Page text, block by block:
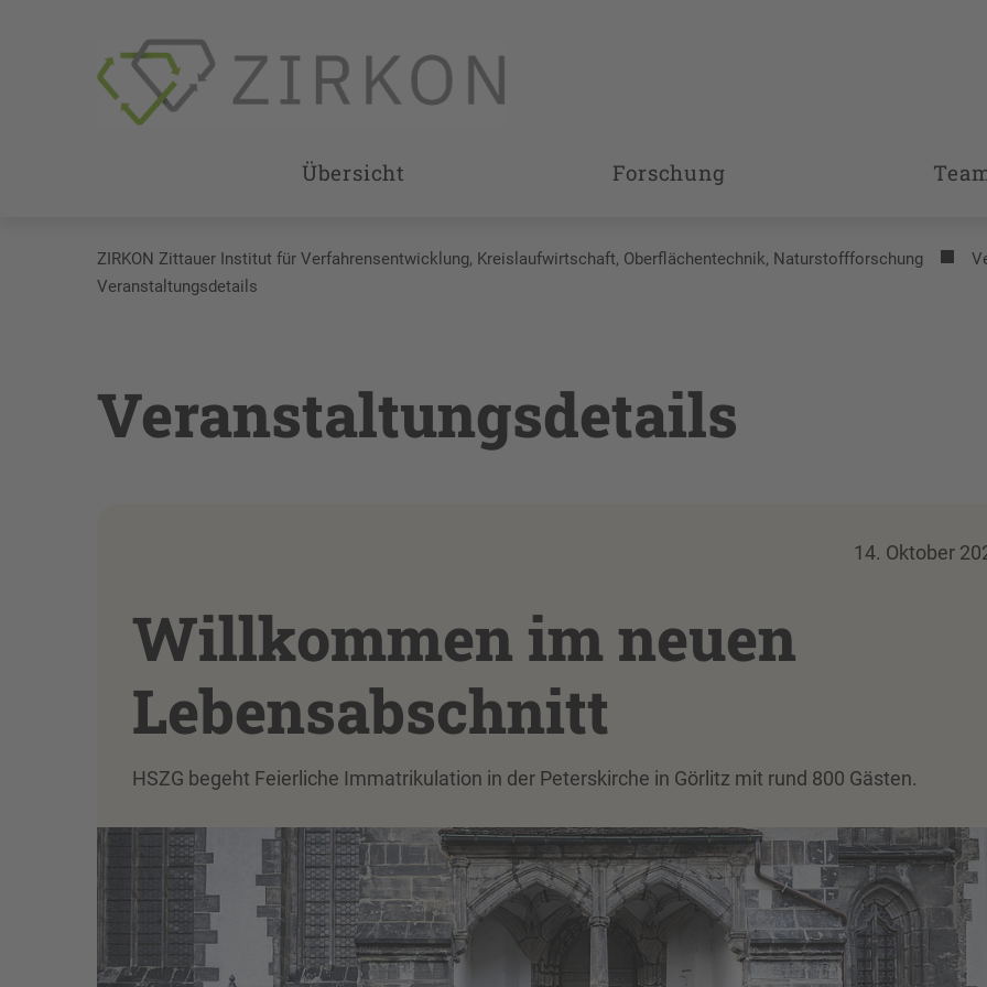
Übersicht Forschung
ZIRKON Zittauer Institut für Verfahrensentwicklung, Kreislaufwirtschaft, Oberflächentechnik, Naturstoffforschung
Veranstaltungsdetails
Veranstaltungsdetails
14. Oktober
Willkommen im neuen
Lebensabschnitt
HSZG begeht Feierliche Immatrikulation in der Peterskirche in Görlitz mit rund 800 Gästen.